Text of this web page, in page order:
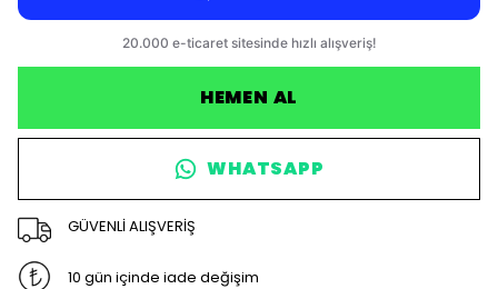
HEMEN AL
WHATSAPP
GÜVENLİ ALIŞVERİŞ
10 gün içinde iade değişim